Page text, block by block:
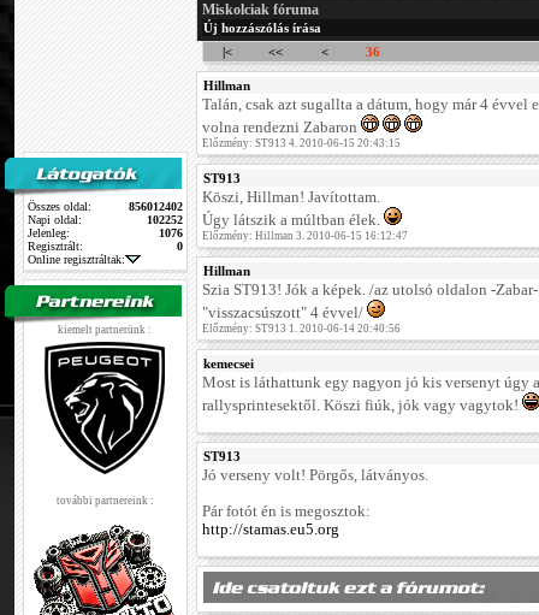
Összes oldal:
856012402
Napi oldal:
102252
Jelenleg:
1076
Regisztrált:
0
Online regisztráltak:
kiemelt partnerünk :
további partnereink :
Miskolciak fóruma
Új hozzászólás írása
|<
<< < 36
Hillman
Talán, csak azt sugallta a dátum, hogy már 4 évvel
volna rendezni Zabaron
Előzmény: ST913 4. 2010-06-15 20:43:15
ST913
Köszi, Hillman! Javítottam.
Úgy látszik a múltban élek.
Előzmény: Hillman 3. 2010-06-15 16:12:47
Hillman
Szia ST913! Jók a képek. /az utolsó oldalon -
"visszacsúszott" 4 évvel/
Előzmény: ST913 1. 2010-06-14 20:40:56
kemecsei
Most is láthattunk egy nagyon jó kis versenyt úgy
rallysprintesektől. Köszi fiúk, jók vagy vagytok!
ST913
Jó verseny volt! Pörgős, látványos.
Pár fotót én is megosztok:
http://stamas.eu5.org